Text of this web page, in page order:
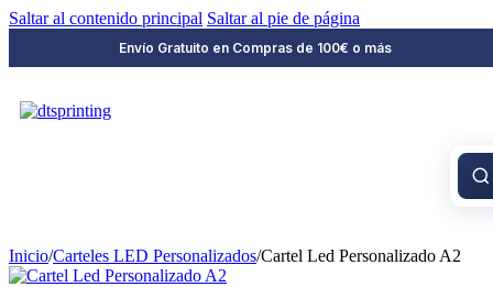
Saltar al contenido principal Saltar al pie de página
Envío Gratuito en Compras de 100€ o más
Inicio/Carteles LED Personalizados/Cartel Led Personalizado A2